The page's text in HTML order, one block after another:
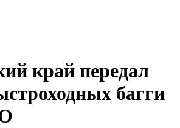
край передал
багги